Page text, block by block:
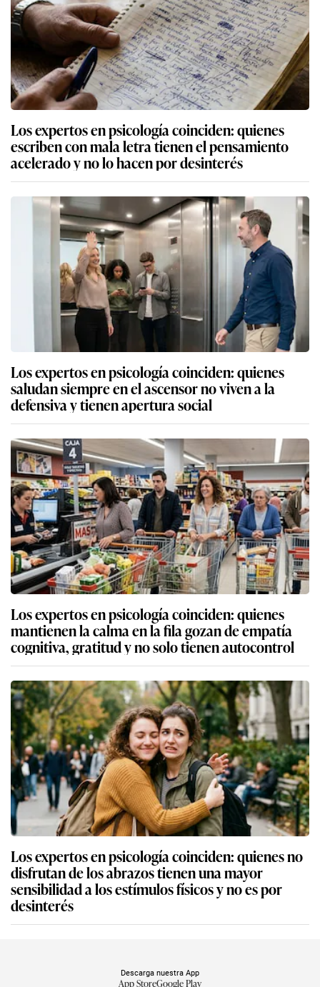
Los expertos en psicología coinciden: quienes
escriben con mala letra tienen el pensamiento
acelerado y no lo hacen por desinterés
Los expertos en psicología coinciden: quienes
saludan siempre en el ascensor no viven a la
defensiva y tienen apertura social
Los expertos en psicología coinciden: quienes
mantienen la calma en la fila gozan de empatía
cognitiva, gratitud y no solo tienen autocontrol
Los expertos en psicología coinciden: quienes no
disfrutan de los abrazos tienen una mayor
sensibilidad a los estímulos físicos y no es por
desinterés
Descarga nuestra App
App StoreGoogle Play